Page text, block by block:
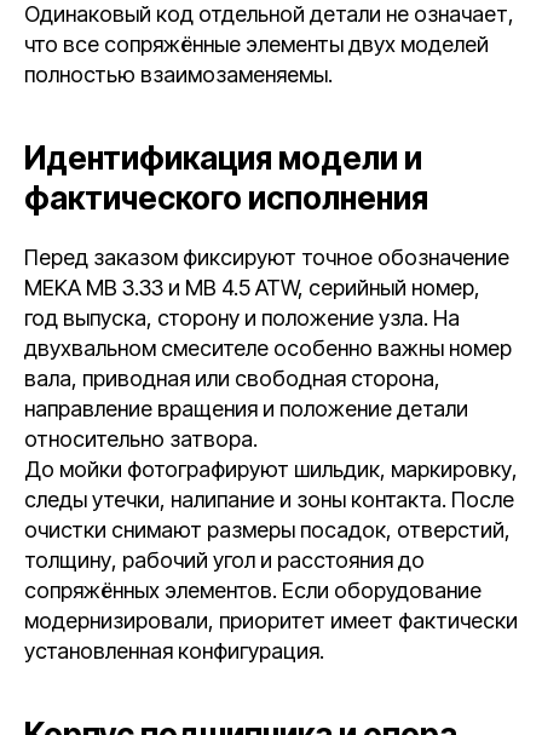
Одинаковый код отдельной детали не означает,
что все сопряжённые элементы двух моделей
полностью взаимозаменяемы.
Идентификация модели и
фактического исполнения
Перед заказом фиксируют точное обозначение
MEKA MB 3.33 и MB 4.5 ATW, серийный номер,
год выпуска, сторону и положение узла. На
двухвальном смесителе особенно важны номер
вала, приводная или свободная сторона,
направление вращения и положение детали
относительно затвора.
До мойки фотографируют шильдик, маркировку,
следы утечки, налипание и зоны контакта. После
очистки снимают размеры посадок, отверстий,
толщину, рабочий угол и расстояния до
сопряжённых элементов. Если оборудование
модернизировали, приоритет имеет фактически
установленная конфигурация.